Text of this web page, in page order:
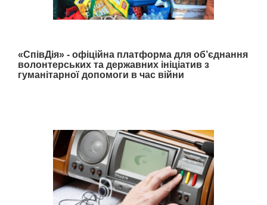
«СпівДія» - офіційна платформа для об’єднання
волонтерських та державних ініціатив з
гуманітарної допомоги в час війни